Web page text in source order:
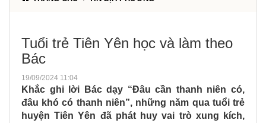
Tuổi trẻ Tiên Yên học và làm theo
Bác
19/09/2024 11:04
Khắc ghi lời Bác dạy “Đâu cần thanh niên có,
đâu khó có thanh niên”, những năm qua tuổi trẻ
huyện Tiên Yên đã phát huy vai trò xung kích,